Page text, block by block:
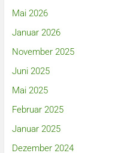
Mai 2026
Januar 2026
November 2025
Juni 2025
Mai 2025
Februar 2025
Januar 2025
Dezember 2024